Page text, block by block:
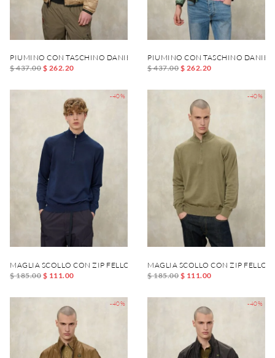
PIUMINO CON TASCHINO DANIEL
$ 437.00 $ 262.20
PIUMINO CON TASCHINO DANIEL
$ 437.00 $ 262.20
-40%
MAGLIA SCOLLO CON ZIP FELLOWS
$ 185.00 $ 111.00
-40%
MAGLIA SCOLLO CON ZIP
$ 185.00 $ 111.00
-40% -40%